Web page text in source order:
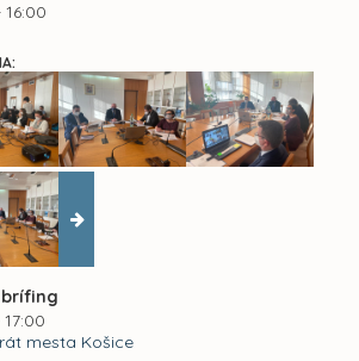
mesta Košice